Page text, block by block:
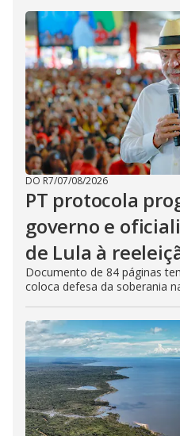
DO R7/07/08/2026
PT protocola
governo e
de Lula à
Documento de 84 páginas
coloca defesa da soberania